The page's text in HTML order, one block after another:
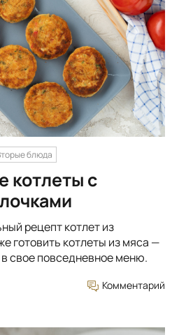
блюда
котлеты с
рецепт котлет из
готовить котлеты из мяса —
свое повседневное меню.
Комментарий